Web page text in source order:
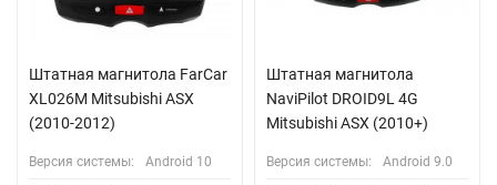
Штатная магнитола FarCar
XL026M Mitsubishi ASX
(2010-2012)
Версия системы: Android 10
Штатная магнитола
NaviPilot DROID9L 4G
Mitsubishi ASX (2010+)
Версия системы: Android 9.0